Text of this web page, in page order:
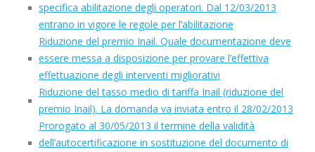
specifica abilitazione degli operatori. Dal 12/03/2013
entrano in vigore le regole per l’abilitazione
Riduzione del premio Inail. Quale documentazione deve
essere messa a disposizione per provare l’effettiva
effettuazione degli interventi migliorativi
Riduzione del tasso medio di tariffa Inail (riduzione del
premio Inail). La domanda va inviata entro il 28/02/2013
Prorogato al 30/05/2013 il termine della validità
dell’autocertificazione in sostituzione del documento di